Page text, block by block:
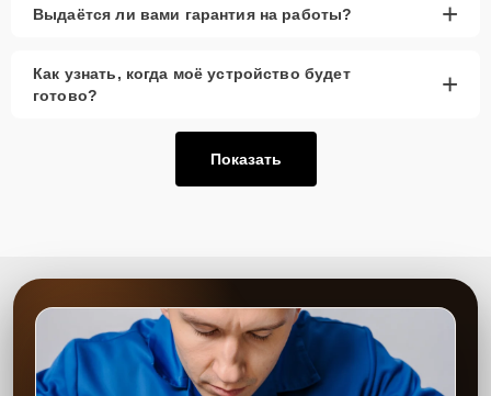
Выдаётся ли вами гарантия на работы? +
Как узнать, когда моё устройство будет
готово?
+
Показать